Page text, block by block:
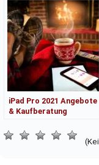
iPad Pro 2021 Angebote
& Kaufberatung